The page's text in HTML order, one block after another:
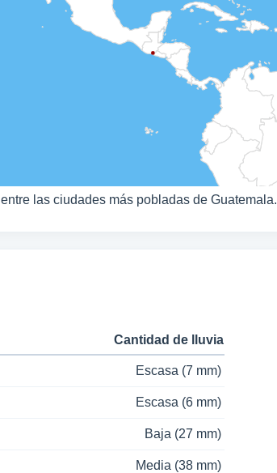
entre las ciudades más pobladas de Guatemala.
Cantidad de lluvia
Escasa (7 mm)
Escasa (6 mm)
Baja (27 mm)
Media (38 mm)